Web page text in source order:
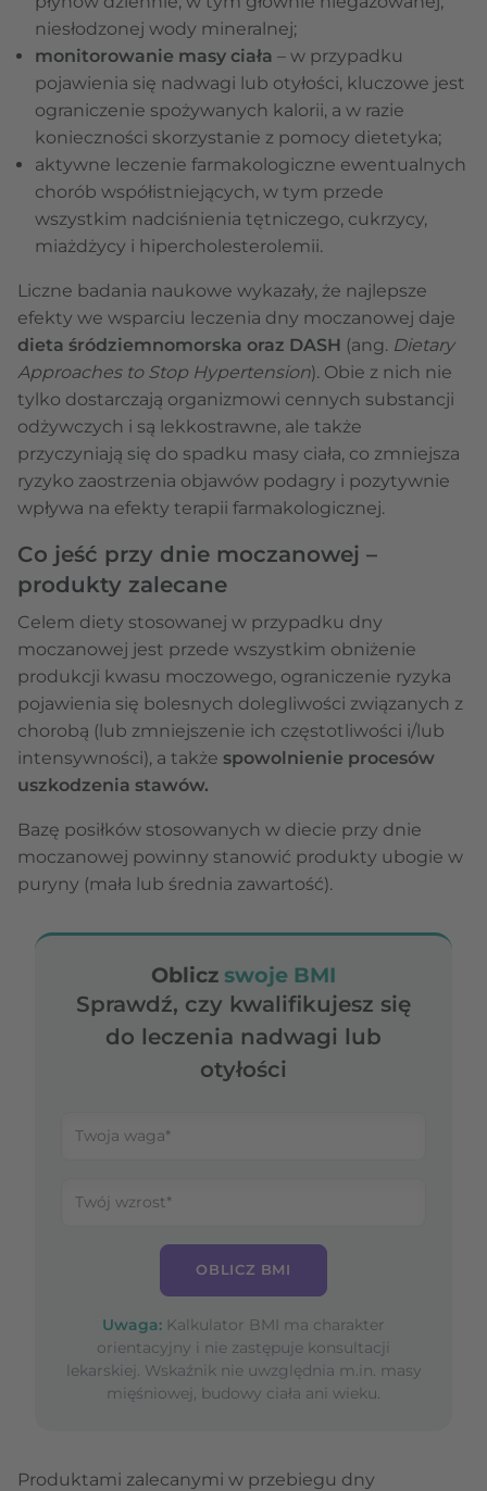
niesłodzonej wody mineralnej;
monitorowanie masy ciała – w przypadku
pojawienia się nadwagi lub otyłości, kluczowe jest
ograniczenie spożywanych kalorii, a w razie
konieczności skorzystanie z pomocy dietetyka;
aktywne leczenie farmakologiczne ewentualnych
chorób współistniejących, w tym przede
wszystkim nadciśnienia tętniczego, cukrzycy,
miażdżycy i hipercholesterolemii.
Liczne badania naukowe wykazały, że najlepsze
efekty we wsparciu leczenia dny moczanowej daje
dieta śródziemnomorska oraz DASH (ang. Dietary
Approaches to Stop Hypertension). Obie z nich nie
tylko dostarczają organizmowi cennych substancji
odżywczych i są lekkostrawne, ale także
przyczyniają się do spadku masy ciała, co zmniejsza
ryzyko zaostrzenia objawów podagry i pozytywnie
wpływa na efekty terapii farmakologicznej.
Co jeść przy dnie moczanowej –
produkty zalecane
Celem diety stosowanej w przypadku dny
moczanowej jest przede wszystkim obniżenie
produkcji kwasu moczowego, ograniczenie ryzyka
pojawienia się bolesnych dolegliwości związanych z
chorobą (lub zmniejszenie ich częstotliwości i/lub
intensywności), a także spowolnienie procesów
uszkodzenia stawów.
Bazę posiłków stosowanych w diecie przy dnie
moczanowej powinny stanowić produkty ubogie w
puryny (mała lub średnia zawartość).
Oblicz swoje BMI
Sprawdź, czy kwalifikujesz się
do leczenia nadwagi lub
otyłości
OBLICZ BMI
Uwaga: Kalkulator BMI ma charakter
orientacyjny i nie zastępuje konsultacji
lekarskiej. Wskaźnik nie uwzględnia m.in. masy
mięśniowej, budowy ciała ani wieku.
Produktami zalecanymi w przebiegu dny